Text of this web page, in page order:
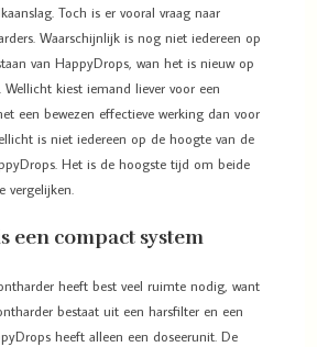
Toch is er vooral vraag naar
Waarschijnlijk is nog niet iedereen op
van HappyDrops, wan het is nieuw op
Wellicht kiest iemand liever voor een
een bewezen effectieve werking dan voor
is niet iedereen op de hoogte van de
Het is de hoogste tijd om beide
vergelijken.
een compact system
heeft best veel ruimte nodig, want
bestaat uit een harsfilter en een
heeft alleen een doseerunit. De